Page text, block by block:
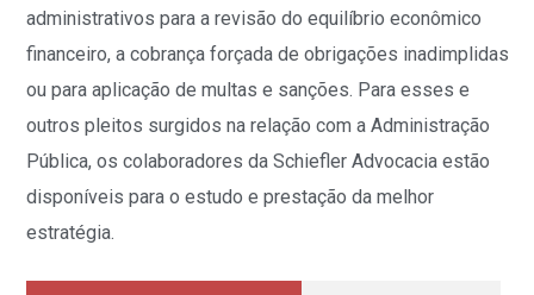
administrativos para a revisão do equilíbrio econômico
financeiro, a cobrança forçada de obrigações inadimplidas
ou para aplicação de multas e sanções. Para esses e
outros pleitos surgidos na relação com a Administração
Pública, os colaboradores da Schiefler Advocacia estão
disponíveis para o estudo e prestação da melhor
estratégia.